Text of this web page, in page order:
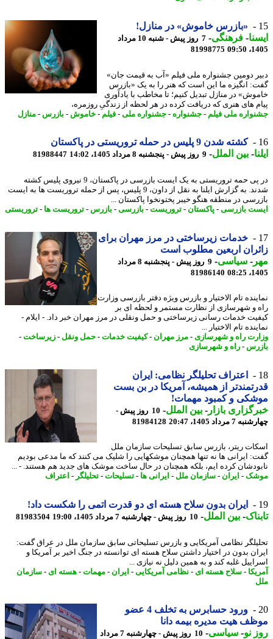
«بازرس خاموش» در منازل!
-فرهنگی-
7 روز پیش - شنبه 10 مرداد
81998775
دومین جشنواره ملی فیلم «آب به قیمت جان»
انگیزه ما این است که هنر را به یک «بازرس
در منازل تبدیل کنیم؛ تا مخاطب با یادآوری
های هنری که دریافت کرده در هر لحظه از زندگیِ روزمره،
ملی فیلم -جشنواره- جشنواره ملی -فیلم -خاموش-بازرس -منازل
کشته شدن 9 پلیس در حمله تروریستی در پاکستان
-بین الملل-9 روز پیش - پنجشنبه 8 مرداد 1405، 14:02 81988447
در پی حمه تروریستی به یک ایست بازرسی در پاکستان، 9 نیروی پلیس کشته
شدند. به گزارش ایلنا به نقل از داون، 9 پلیس، پس از حمله تروریست ها به ایست
در منطقه هنگو خیبر پختونخوا پاکستان ...
بازرسی -پاکستان-تروریست-بازرسی -بازرس -تروریست ها- تروریستی
خدمات زیرساختی در مرز مهران برای
اربعین مطلوب است
-سیاسی-
9 روز پیش - پنجشنبه 8 مرداد
81986140
تام الاختیار و بازرس ویژه دفتر بازرسی وزارت
و شهرسازی از نظارت مستمر و لحظه ای بر
خدمات رسانی زیرساختی و حمل ونقلی در مرز مهران خبر داد. - ایلام -
تام الاختیار ...
راه و شهرسازی- مرز مهران- کیفیت خدمات-حمل ونقل-زیرساخت-
-راه و شهرسازی
اعتراف تحلیلگر نظامی: ایران
از همیشه، آمریکا در بن بست
و کمبود مهمات!
بازار- بین الملل-
10 روز پیش -
مرداد 1405، 20:47
81984128
ریتر، بازرس سابق تسلیحات سازمان ملل
ایرانی ها نه تنها همچنان موشکهایی را شلیک می کنند که ما مدعی بودیم
کرده ایم، بلکه همچنان در حال ساخت موشک های جدید هم هستند. - ...
-ایران - سازمان ملل -ایرانی ها- تسلیحات-تحلیلگر-اعتراف
ایران بدون سلاح هسته ای دو قدرت اتمی را شکست داد!
-بین الملل-10 روز پیش - چهارشنبه 7 مرداد 1405، 19:00 81983504
نظامی آمریکایی و بازرس تسلیحاتی سابق سازمان ملل در عراق گفت:
بدون در اختیار داشتن سلاح هسته ای توانسته در جنگ اخیر بر آمریکا و
غلبه کند و به همین دلیل نه نیازی ...
- سلاح هسته ای- نظامی آمریکایی-ایران - مهمات-هسته ای- سازمان
ورود حسابرس به تخلف 4 عضو
هیت مدیره بیمه دانا
نو- سیاسی-
10 روز پیش - چهارشنبه 7 مرداد